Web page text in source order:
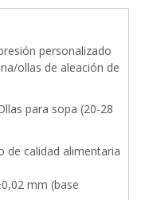
personalizado
ollas de aleación de
para sopa (20-28
de calidad alimentaria
mm (base